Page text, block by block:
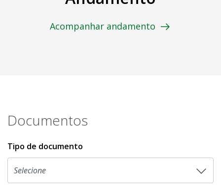
Acompanhar andamento
Documentos
Tipo de documento